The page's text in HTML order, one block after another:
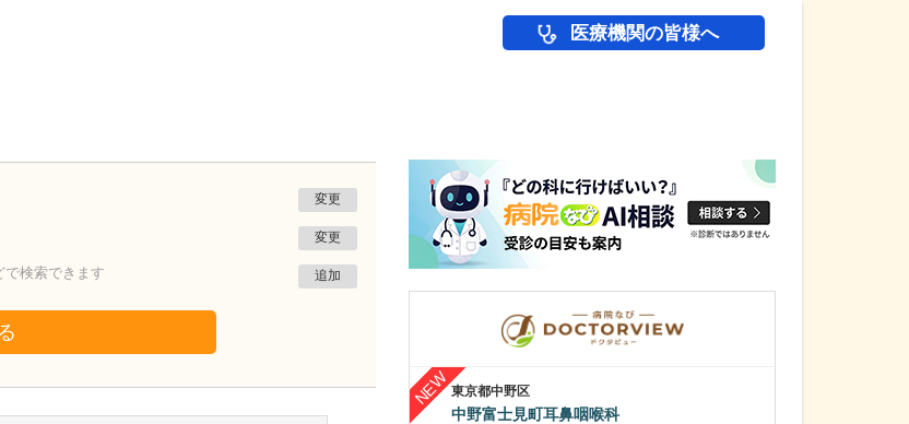
医療機関の皆様へ
変更
変更
で検索できます 追加
東京都江東区
クリニック東陽町
東京都中野区
中野富士見町耳鼻咽喉科